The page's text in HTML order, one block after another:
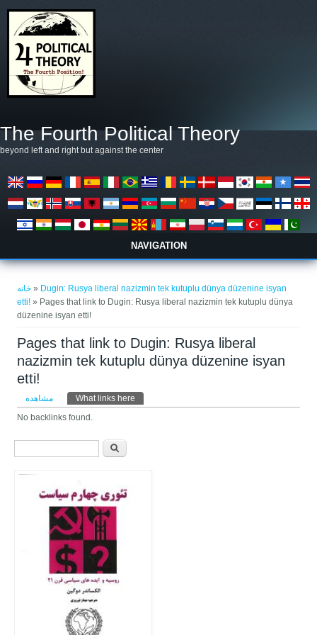
The Fourth Political Theory
beyond left and right but against the center
NAVIGATION
خانه » Dugin: Rusya liberal nazizmin tek kutuplu dünya düzenine isyan
etti! » Pages that link to Dugin: Rusya liberal nazizmin tek kutuplu dünya
düzenine isyan etti!
Pages that link to Dugin: Rusya liberal
nazizmin tek kutuplu dünya düzenine isyan
etti!
تب‌های اولیه
مشاهده What links here
No backlinks found.